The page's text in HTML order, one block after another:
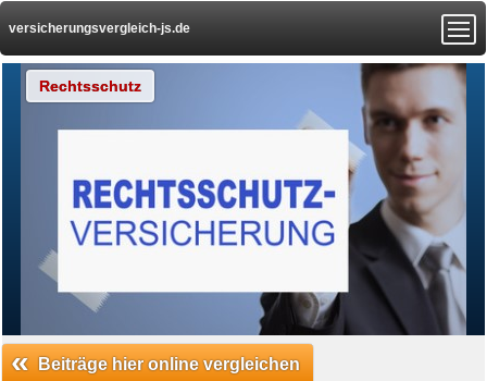
versicherungsvergleich-js.de
Rechtsschutz
« Beiträge hier online vergleichen